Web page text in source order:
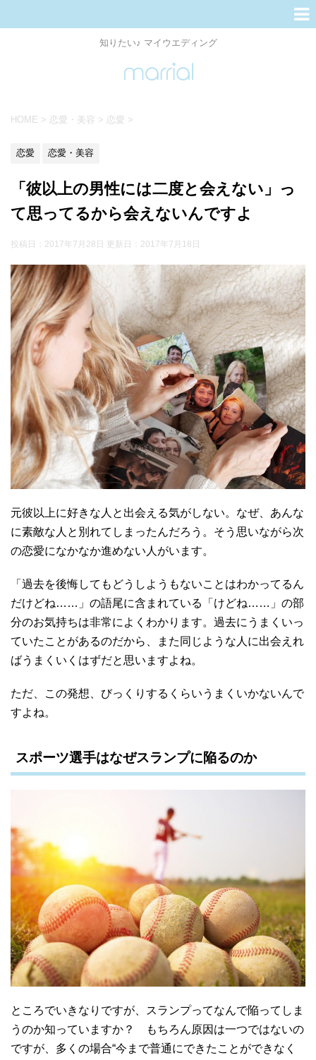
知りたい♪ マイウエディング
HOME > 恋愛・美容 > 恋愛 >
恋愛 恋愛・美容
「彼以上の男性には二度と会えない」っ
て思ってるから会えないんですよ
投稿日：2017年7月28日 更新日： 2017年7月18日
元彼以上に好きな人と出会える気がしない。なぜ、あんな
に素敵な人と別れてしまったんだろう。そう思いながら次
の恋愛になかなか進めない人がいます。
「過去を後悔してもどうしようもないことはわかってるん
だけどね……」の語尾に含まれている「けどね……」の部
分のお気持ちは非常によくわかります。過去にうまくいっ
ていたことがあるのだから、また同じような人に出会えれ
ばうまくいくはずだと思いますよね。
ただ、この発想、びっくりするくらいうまくいかないんで
すよね。
スポーツ選手はなぜスランプに陥るのか
ところでいきなりですが、スランプってなんで陥ってしま
うのか知っていますか？ もちろん原因は一つではないの
ですが、多くの場合“今まで普通にできたことができなく